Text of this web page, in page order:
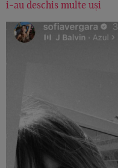
i-au deschis multe uși